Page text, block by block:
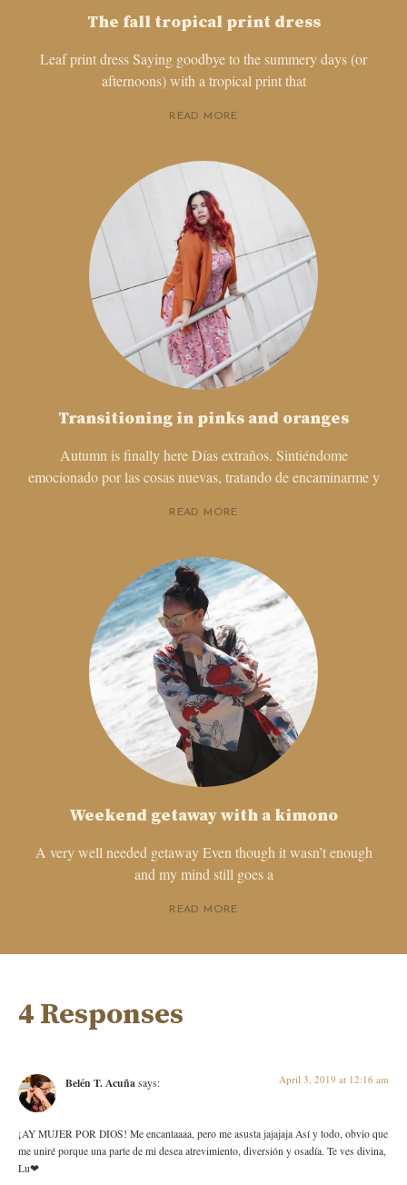
The fall tropical print dress
Leaf print dress Saying goodbye to the summery days (or
afternoons) with a tropical print that
READ MORE
Transitioning in pinks and oranges
Autumn is finally here Días extraños. Sintiéndome
emocionado por las cosas nuevas, tratando de encaminarme y
READ MORE
Weekend getaway with a kimono
A very well needed getaway Even though it wasn’t enough
and my mind still goes a
READ MORE
4 Responses
Belén T. Acuña says: April 3, 2019 at 12:16 am
¡AY MUJER POR DIOS! Me encantaaaa, pero me asusta jajajaja Así y todo, obvio que
me uniré porque una parte de mi desea atrevimiento, diversión y osadía. Te ves divina,
Lu❤